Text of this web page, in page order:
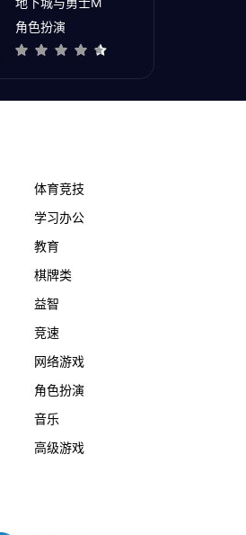
角色扮演
体育竞技
学习办公
教育
棋牌类
益智
竞速
网络游戏
角色扮演
音乐
高级游戏